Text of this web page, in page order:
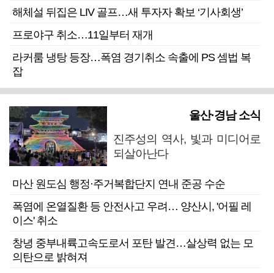
해체설 뒤집은 LIV 골프…새 투자자 확보 ‘기사회생’
프로야구 취소…11일부터 재개
라커룸 냉탕 등장…폭염 경기취소 속출에 PS 셈법 복
잡
울산·경남 소식
진주성의 역사, 빛과 미디어로
되살아난다
마산 원도심 행정·주거복합단지 연내 준공 수순
폭염에 온열질환 등 안전사고 우려… 양산시, '어필 레
이스' 취소
창녕 중부내륙고속도로서 포탄 발견…살상력 없는 모
의탄으로 밝혀져